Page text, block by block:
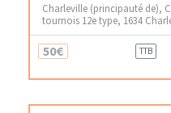
Charleville (principauté de),
tournois 12e type, 1634
50€ TTB